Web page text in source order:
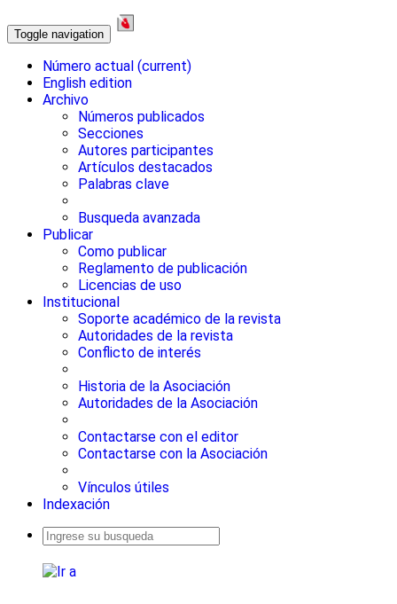
Toggle navigation
Número actual (current)
English edition
Archivo
Números publicados
Secciones
Autores participantes
Artículos destacados
Palabras clave
Busqueda avanzada
Publicar
Como publicar
Reglamento de publicación
Licencias de uso
Institucional
Soporte académico de la revista
Autoridades de la revista
Conflicto de interés
Historia de la Asociación
Autoridades de la Asociación
Contactarse con el editor
Contactarse con la Asociación
Vínculos útiles
Indexación